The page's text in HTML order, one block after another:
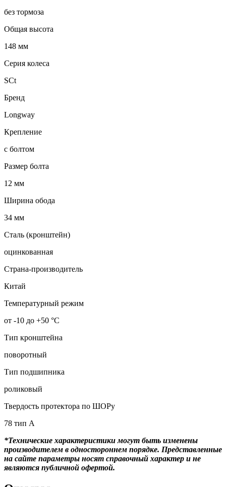
без тормоза
Общая высота
148 мм
Серия колеса
SCt
Бренд
Longway
Крепление
с болтом
Размер болта
12 мм
Ширина обода
34 мм
Сталь (кронштейн)
оцинкованная
Страна-производитель
Китай
Температурный режим
от -10 до +50 °С
Тип кронштейна
поворотный
Тип подшипника
роликовый
Твердость протектора по ШОРу
78 тип А
*Технические характеристики могут быть изменены
производителем в одностороннем порядке. Представленные
на сайте параметры носят справочный характер и не
являются публичной офертой.